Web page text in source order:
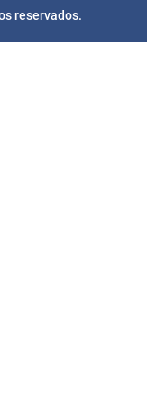
reservados.